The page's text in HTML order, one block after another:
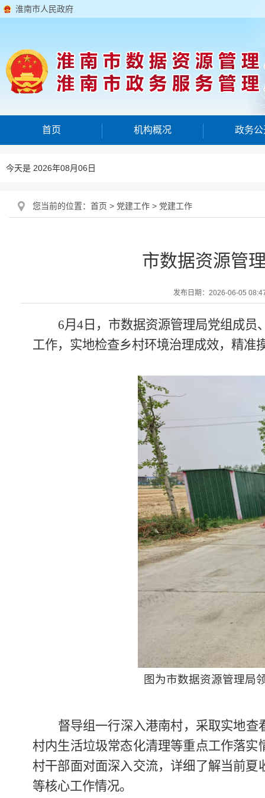
淮南市人民政府
首页 机构概况 政务公
今天是 2026年08月06日
您当前的位置： 首页 > 党建工作 > 党建工作
市数据资源管
发布日期：2026-06-05
6月 4日，市数据资源管理局党组成员
工作，实地检查乡村环境治理成效，精准
图为市数据资源管理局
督导组一行深入港南村，采取实地
村内生活垃圾常态化清理等重点工作落
村干部面对面深入交流，详细了解当前
等核心工作情况。